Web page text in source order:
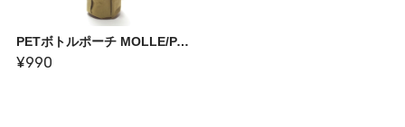
PETボトルポーチ MOLLE/PALS対応
¥990